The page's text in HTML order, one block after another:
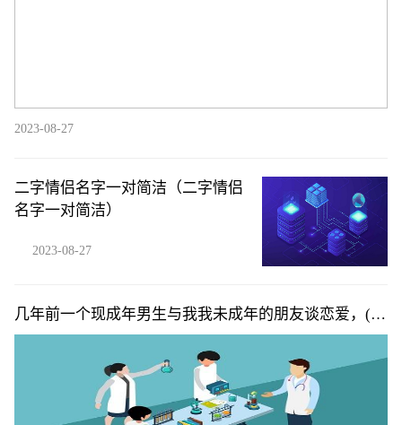
2023-08-27
二字情侣名字一对简洁（二字情侣
名字一对简洁）
2023-08-27
几年前一个现成年男生与我我未成年的朋友谈恋爱，(他
们今年七月